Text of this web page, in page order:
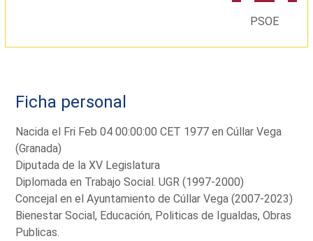
PSOE
Ficha personal
Nacida el Fri Feb 04 00:00:00 CET 1977 en Cúllar Vega
(Granada)
Diputada de la XV Legislatura
Diplomada en Trabajo Social. UGR (1997-2000)
Concejal en el Ayuntamiento de Cúllar Vega (2007-2023)
Bienestar Social, Educación, Politicas de Igualdas, Obras
Publicas.